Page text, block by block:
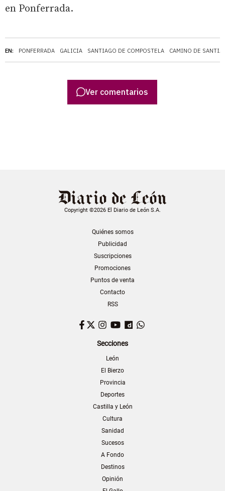
EN: PONFERRADA GALICIA SANTIAGO DE COMPOSTELA CAMINO DE
en Ponferrada.
Ver comentarios
Copyright ©2026 El Diario de León S.A.
Quiénes somos
Publicidad
Suscripciones
Promociones
Puntos de venta
Contacto
RSS
Facebook
TwitterInstagram
YouTubeDailymotion
Secciones
León
El Bierzo
Provincia
Deportes
Castilla y León
Cultura
Sanidad
Sucesos
A Fondo
Destinos
Opinión